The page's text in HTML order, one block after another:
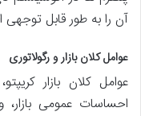
آن را به طور قابل
عوامل کلان بازار و رگولاتوری
عوامل کلان بازار
احساسات عمومی